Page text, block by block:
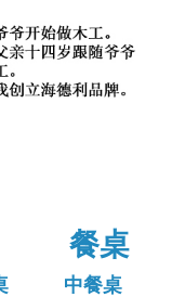
餐桌
中餐桌